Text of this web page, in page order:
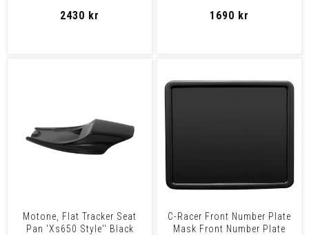
2430 kr 1690 kr
Motone, Flat Tracker Seat
Pan 'Xs650 Style'' Black
C-Racer Front Number Plate
Mask Front Number Plate